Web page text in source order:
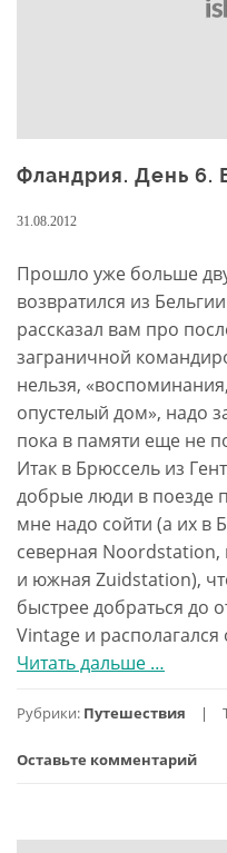
Фландрия. День 6.
31.08.2012
Прошло уже больше
возвратился из
рассказал вам про
заграничной
нельзя,
опустелый дом», надо
пока в памяти еще не
Итак в Брюссель из
добрые люди в поезде
мне надо сойти (а их
северная Noordstation,
и южная Zuidstation),
быстрее добраться до
Vintage и
Читать дальше
6.
…
Рубрики: Путешествия
Оставьте комментарий